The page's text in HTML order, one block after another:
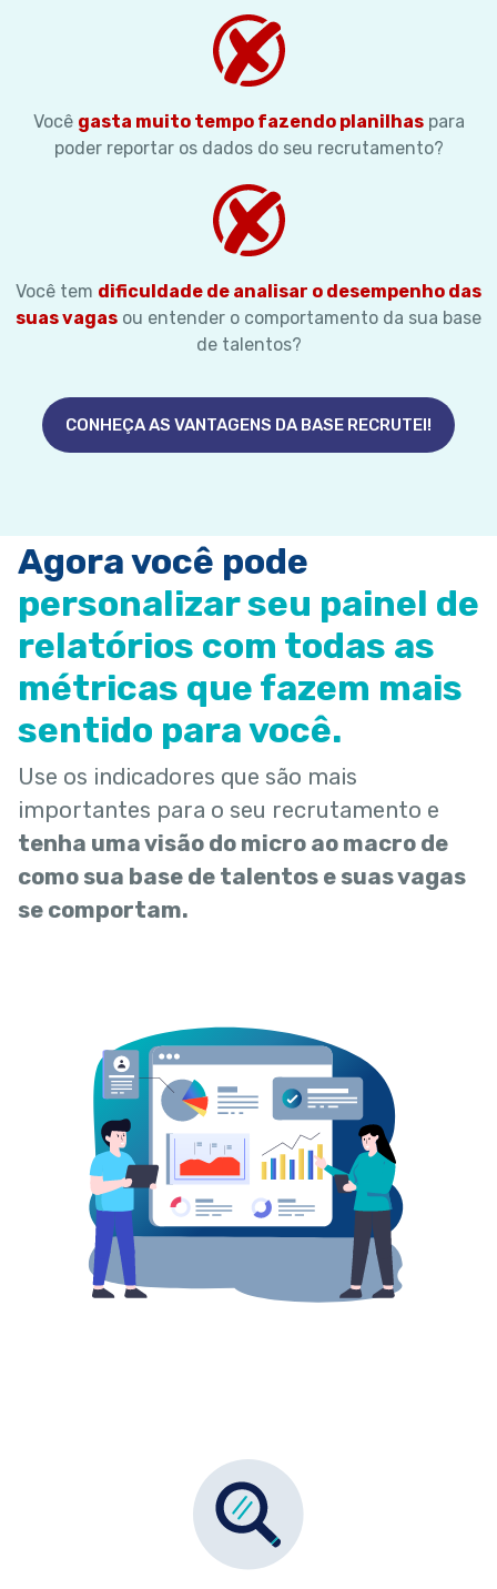
Você gasta muito tempo fazendo planilhaspara
poder reportar os dados do seu recrutamento?
Você tem dificuldade de analisar o desempenho das
suas vagas ou entender o comportamento da sua base
de talentos?
CONHEÇA AS VANTAGENS DA BASE RECRUTEI!
Agora você pode
personalizar seu painel de
relatórios com todas as
métricas que fazem mais
sentido para você.
Use os indicadores que são mais
importantes para o seu recrutamento e
tenha uma visão do micro ao macro de
como sua base de talentos e suas vagas
se comportam.